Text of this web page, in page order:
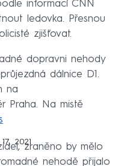
informací CNN
ledovka. Přesnou
zjišťovat.
dopravni nehody
dálnice D1.
na
Praha. Na mistě
2021zraněno by mělo
nehodě přijalo